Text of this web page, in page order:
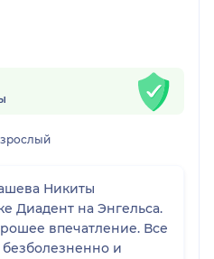
Никиты
Диадент на Энгельса.
впечатление. Все
и